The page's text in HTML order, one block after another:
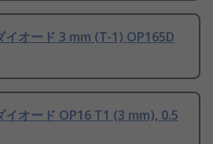
オード 3 mm (T-1) OP165D
オード OP16 T1 (3 mm), 0.5